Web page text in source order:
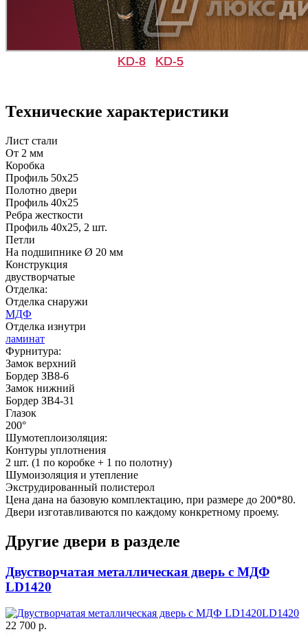
Д-35 С Д-35 СС
Д-36 46 30
Д-36 С
Д-37 Н Д-43 30
C53
C55
Дуб ясный
Береза
Дуб седой
KD-8 KD-5
Технические характеристики
Лист стали
От 2 мм
Коробка
Профиль 50х25
Полотно двери
Профиль 40х25
Ребра жесткости
Профиль 40х25, 2 шт.
Петли
На подшипнике Ø 20 мм
Конструкция
двустворчатые
Отделка:
Отделка снаружи
МДФ
Отделка изнутри
ламинат
Фурнитура:
Замок верхний
Бордер ЗВ8-6
Замок нижний
Бордер ЗВ4-31
Глазок
200°
Шумотеплоизоляция:
Контуры уплотнения
2 шт. (1 по коробке + 1 по полотну)
Шумоизоляция и утепление
Экструдированный полистерол
Цена дана на базовую комплектацию, при размере до 200*80.
Двери изготавливаются по каждому конкретному проему.
Другие двери в разделе
Двустворчатая металлическая дверь с МДФ
LD1420
LD1420
22 700 р.